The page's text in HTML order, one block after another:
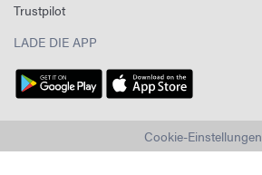
Trustpilot
LADE DIE APP
Cookie-Einstellungen